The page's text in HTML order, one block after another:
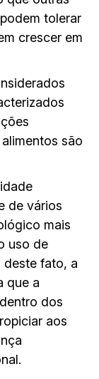
tolerar
crescer em
são
de vários
mais
uso de
deste fato, a
que a
dos
aos